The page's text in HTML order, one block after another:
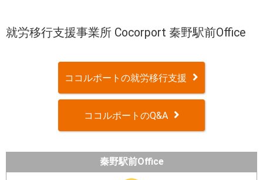
就労移行支援事業所 Cocorport 秦野駅前Office
ココルポートの就労移行支援
ココルポートのQ&A
秦野駅前Office